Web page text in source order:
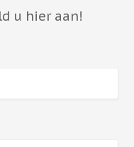
u hier aan!